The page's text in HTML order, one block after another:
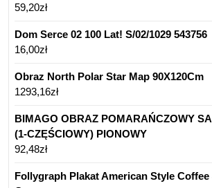
59,20zł
Dom Serce 02 100 Lat! S/02/1029 543756
16,00zł
Obraz North Polar Star Map 90X120Cm
1293,16zł
BIMAGO OBRAZ POMARAŃCZOWY
(1-CZĘŚCIOWY) PIONOWY
92,48zł
Follygraph Plakat American Style Coffee